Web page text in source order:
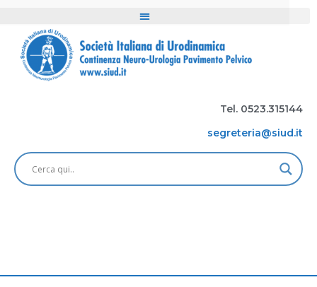
Tel. 0523.315144
segreteria@siud.it